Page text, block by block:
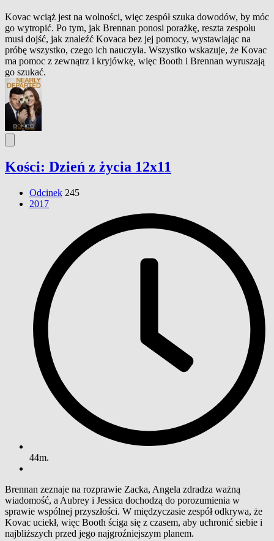
Kovac wciąż jest na wolności, więc zespół szuka dowodów, by móc
go wytropić. Po tym, jak Brennan ponosi porażkę, reszta zespołu
musi dojść, jak znaleźć Kovaca bez jej pomocy, wystawiając na
próbę wszystko, czego ich nauczyła. Wszystko wskazuje, że Kovac
ma pomoc z zewnątrz i kryjówkę, więc Booth i Brennan wyruszają
go szukać.
Kości: Dzień z życia 12x11
Odcinek 245
2017
44m.
Brennan zeznaje na rozprawie Zacka, Angela zdradza ważną
wiadomość, a Aubrey i Jessica dochodzą do porozumienia w
sprawie wspólnej przyszłości. W międzyczasie zespół odkrywa, że
Kovac uciekł, więc Booth ściga się z czasem, aby uchronić siebie i
najbliższych przed jego najgroźniejszym planem.